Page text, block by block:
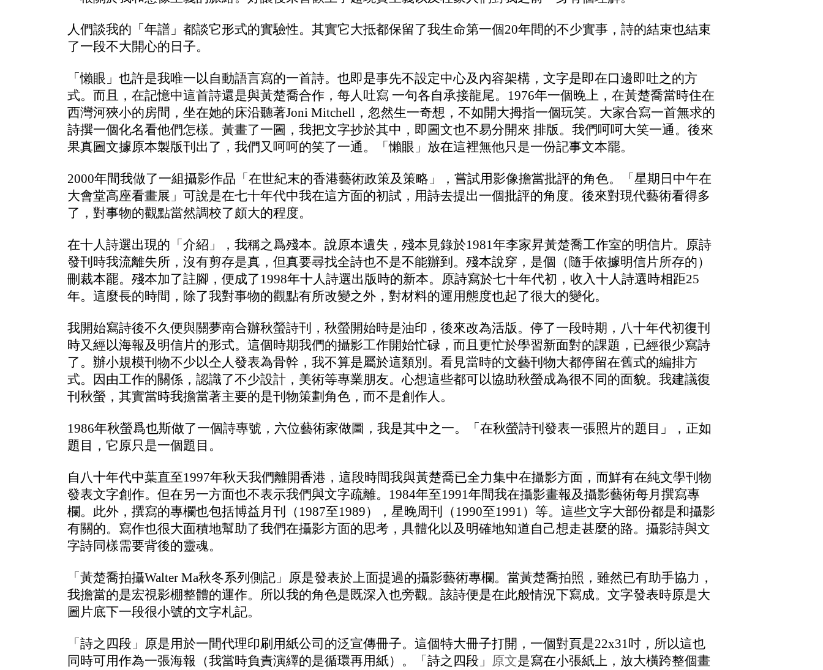
人們談我的「年譜」都談它形式的實驗性。其實它大抵都保留了我生命第一個20年間的不少實事，詩的結束也結束
了一段不大開心的日子。
「懶眼」也許是我唯一以自動語言寫的一首詩。也即是事先不設定中心及內容架構，文字是即在口邊即吐之的方
式。而且，在記憶中這首詩還是與黃楚喬合作，每人吐寫 一句各自承接龍尾。1976年一個晚上，在黃楚喬當時住在
西灣河狹小的房間，坐在她的床沿聽著Joni Mitchell，忽然生一奇想，不如開大拇指一個玩笑。大家合寫一首無求的
詩撰一個化名看他們怎樣。黃畫了一圖，我把文字抄於其中，即圖文也不易分開來 排版。我們呵呵大笑一通。後來
果真圖文據原本製版刊出了，我們又呵呵的笑了一通。「懶眼」放在這裡無他只是一份記事文本罷。
2000年間我做了一組攝影作品「在世紀末的香港藝術政策及策略」，嘗試用影像擔當批評的角色。「星期日中午在
大會堂高座看畫展」可說是在七十年代中我在這方面的初試，用詩去提出一個批評的角度。後來對現代藝術看得多
了，對事物的觀點當然調校了頗大的程度。
在十人詩選出現的「介紹」，我稱之爲殘本。說原本遺失，殘本見錄於1981年李家昇黃楚喬工作室的明信片。原詩
發刊時我流離失所，沒有剪存是真，但真要尋找全詩也不是不能辦到。殘本說穿，是個（隨手依據明信片所存的）
刪裁本罷。殘本加了註腳，便成了1998年十人詩選出版時的新本。原詩寫於七十年代初，收入十人詩選時相距25
年。這麼長的時間，除了我對事物的觀點有所改變之外，對材料的運用態度也起了很大的變化。
我開始寫詩後不久便與關夢南合辦秋螢詩刊，秋螢開始時是油印，後來改為活版。停了一段時期，八十年代初復刊
時又經以海報及明信片的形式。這個時期我們的攝影工作開始忙碌，而且更忙於學習新面對的課題，已經很少寫詩
了。辦小規模刊物不少以仝人發表為骨幹，我不算是屬於這類別。看見當時的文藝刊物大都停留在舊式的編排方
式。因由工作的關係，認識了不少設計，美術等專業朋友。心想這些都可以協助秋螢成為很不同的面貌。我建議復
刊秋螢，其實當時我擔當著主要的是刊物策劃角色，而不是創作人。
1986年秋螢爲也斯做了一個詩專號，六位藝術家做圖，我是其中之一。「在秋螢詩刊發表一張照片的題目」，正如
題目，它原只是一個題目。
自八十年代中葉直至1997年秋天我們離開香港，這段時間我與黃楚喬已全力集中在攝影方面，而鮮有在純文學刊物
發表文字創作。但在另一方面也不表示我們與文字疏離。1984年至1991年間我在攝影畫報及攝影藝術每月撰寫專
欄。 此外，撰寫的專欄也包括博益月刊（1987至1989），星晚周刊（1990至1991）等。這些文字大部份都是和攝影
有關的。寫作也很大面積地幫助了我們在攝影方面的思考，具體化以及明確地知道自己想走甚麼的路。攝影詩與文
字詩同樣需要背後的靈魂。
「黃楚喬拍攝Walter Ma秋冬系列側記」原是發表於上面提過的攝影藝術專欄。當黃楚喬拍照，雖然已有助手協力，
我擔當的是宏視影棚整體的運作。所以我的角色是既深入也旁觀。該詩便是在此般情況下寫成。文字發表時原是大
圖片底下一段很小號的文字札記。
「詩之四段」原是用於一間代理印刷用紙公司 的泛宣傳冊子。這個特大冊子打開，一個對頁是22x31吋，所以這也
同時可用作為一張海報（我當時負責演繹的是循環再用紙）。「詩之四段」 原文是寫在小張紙上，放大橫跨整個畫